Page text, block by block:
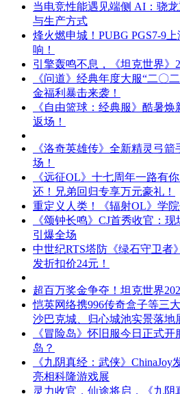
当电竞性能遇见端侧 AI：骁
与生产方式
烽火燃申城！PUBG PGS7-9
响！
引擎轰鸣不息，《坦克世界》
《问道》经典年度大服“二〇
金福利暴击来袭！
《自由篮球：经典服》酷暑
返场！
《洛奇英雄传》全新精灵弓箭
场！
《远征OL》十七周年一路有
还！兄弟回归专享万元豪礼！
重定义人类！《辐射OL》学院
《颂钟长鸣》CJ首秀收官：
引爆全场
中世纪RTS塔防《绿石守卫者
发折扣价24元！
超百万奖金争夺！坦克世界
恺英网络携996传奇盒子等三
沙巴克城、归心城池实景落地
《冒险岛》怀旧服今日正式
岛？
《九阴真经：武侠》
亮相科隆游戏展
灵力收官，仙途将启，《九阴